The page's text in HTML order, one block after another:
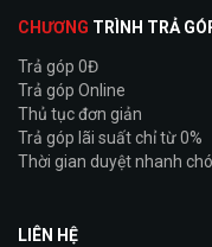
CHƯƠNG TRÌNH TRẢ
Trả góp 0Đ
Trả góp Online
Thủ tục đơn giản
Trả góp lãi suất chỉ từ 0%
Thời gian duyệt nhanh
LIÊN HỆ